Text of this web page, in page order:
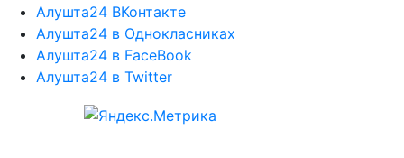
Алушта24 ВКонтакте
Алушта24 в Однокласниках
Алушта24 в FaceBook
Алушта24 в Twitter